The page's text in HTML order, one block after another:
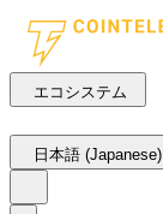
エコシステム
日本語 (Japanese)